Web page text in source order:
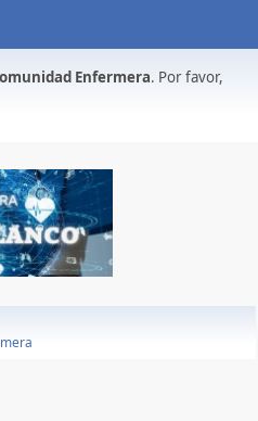
Enfermera. Por favor,